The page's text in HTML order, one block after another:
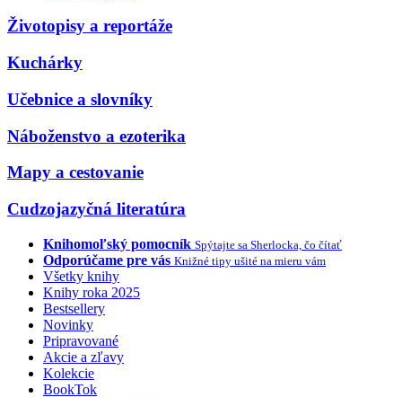
Životopisy a reportáže
Kuchárky
Učebnice a slovníky
Náboženstvo a ezoterika
Mapy a cestovanie
Cudzojazyčná literatúra
Knihomoľský pomocník Spýtajte sa Sherlocka, čo čítať
Odporúčame pre vás Knižné tipy ušité na mieru vám
Všetky knihy
Knihy roka 2025
Bestsellery
Novinky
Pripravované
Akcie a zľavy
Kolekcie
BookTok